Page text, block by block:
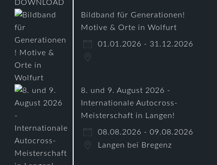
Bildband für Generationen!
Motive & Orte in Wolfurt
01.01.2026 - 31.12.2026
8. und 9. August 2026 -
Internationale Autocross-
Meisterschaft in Langen!
08.08.2026 - 09.08.2026
Langen bei Bregenz